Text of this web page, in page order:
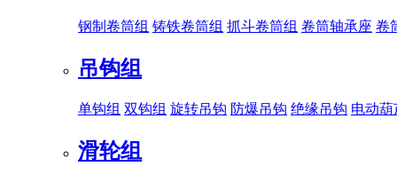
钢制卷筒组 铸铁卷筒组 抓斗卷筒组 卷筒轴承座 卷
吊钩组
单钩组 双钩组 旋转吊钩 防爆吊钩 绝缘吊钩 电动
滑轮组